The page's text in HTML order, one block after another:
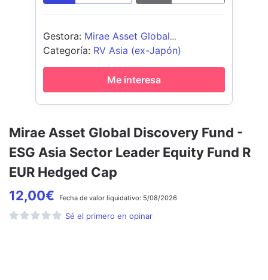
Mirae Asset Global Discovery Fund -
ESG Asia Sector Leader Equity Fund R
EUR Hedged Cap
12,00€ Fecha de valor liquidativo: 5/08/2026
Sé el primero en opinar
Gestora: Mirae Asset Global
Investments (HK) Ltd
Categoría: RV Asia (ex-Japón)
Me interesa